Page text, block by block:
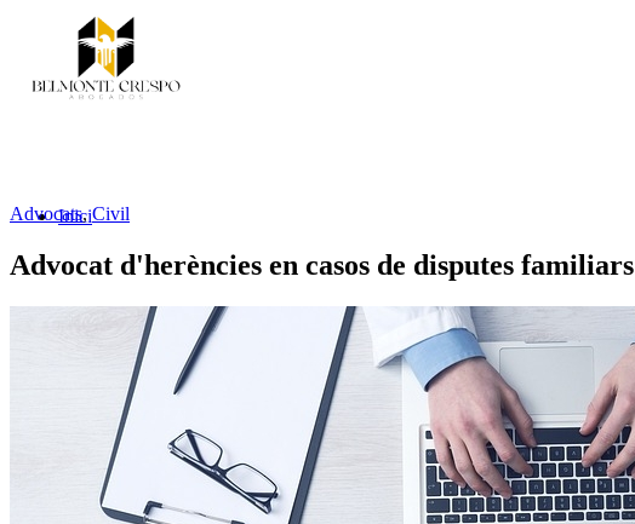
Inici
Serveis
Advocats,Civil
Advocat d'herències en casos de disputes familiars